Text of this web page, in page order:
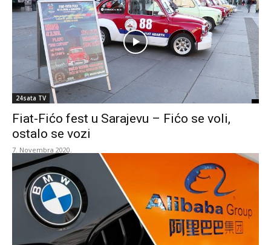
24sata TV
Fiat-Fićo fest u Sarajevu – Fićo se voli,
ostalo se vozi
7. Novembra 2020.